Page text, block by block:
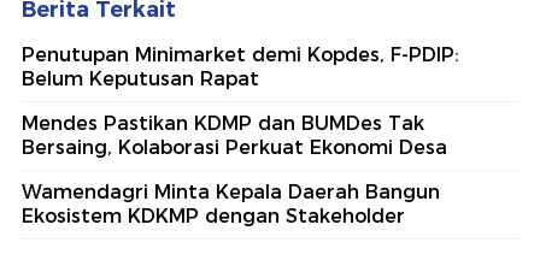
Berita Terkait
Penutupan Minimarket demi Kopdes, F-PDIP:
Belum Keputusan Rapat
Mendes Pastikan KDMP dan BUMDes Tak
Bersaing, Kolaborasi Perkuat Ekonomi Desa
Wamendagri Minta Kepala Daerah Bangun
Ekosistem KDKMP dengan Stakeholder